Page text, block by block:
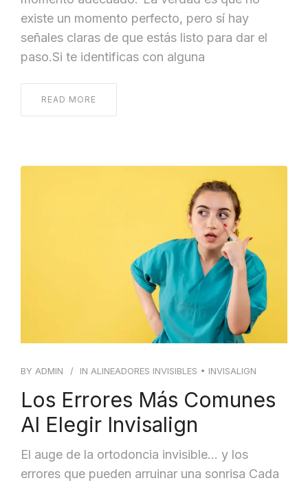
existe un momento perfecto, pero sí hay
señales claras de que estás listo para dar el
paso.Si te identificas con alguna
READ MORE
BY ADMIN IN ALINEADORES INVISIBLES • INVISALIGN
Los Errores Más Comunes
Al Elegir Invisalign
El auge de la ortodoncia invisible… y los
errores que pueden arruinar una sonrisa Cada